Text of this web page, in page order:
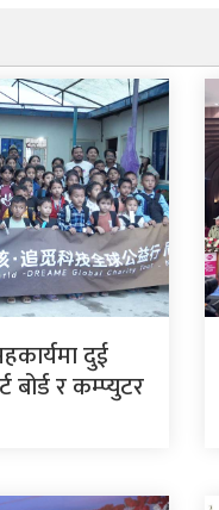
दुई
बोर्ड र कम्प्युटर